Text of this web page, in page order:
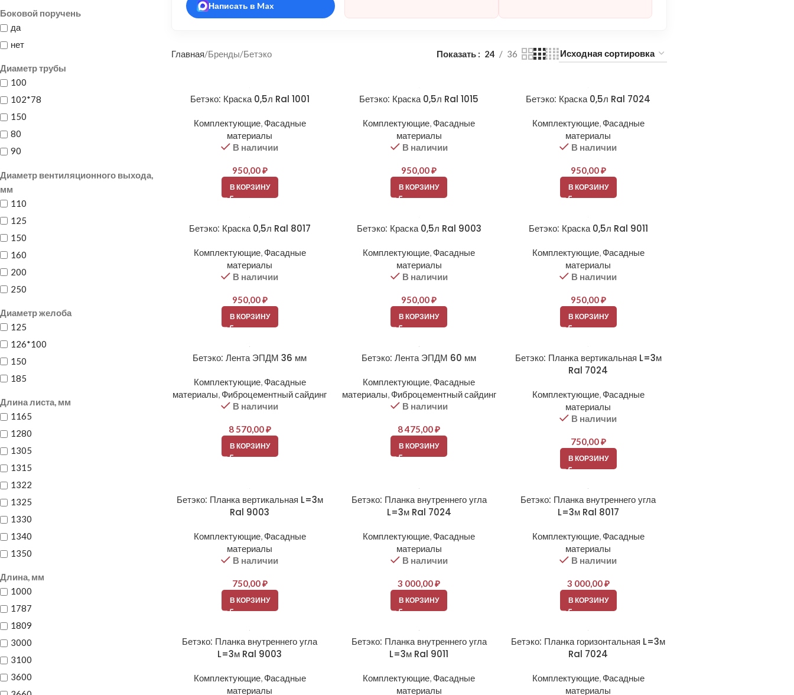
Боковой поручень
да
нет
Диаметр трубы
100
102*78
150
80
90
Диаметр вентиляционного выхода,
мм
110
125
150
160
200
250
Диаметр желоба
125
126*100
150
185
Длина листа, мм
1165
1280
1305
1315
1322
1325
1330
1340
1350
Длина, мм
1000
1787
1809
3000
3100
3600
Написать в Max
Главная Бренды Бетэко Показать 24 36
Бетэко: Краска 0,5л Ral 1001
Комплектующие, Фасадные
материалы
В наличии
950,00₽
В КОРЗИНУ
Бетэко: Краска 0,5л Ral 1015
Комплектующие, Фасадные
материалы
В наличии
950,00₽
В КОРЗИНУ
Бетэко: Краска 0,5л Ral 7024
Комплектующие, Фасадные
материалы
В наличии
950,00₽
В КОРЗИНУ
Бетэко: Краска 0,5л Ral 8017
Комплектующие, Фасадные
материалы
В наличии
950,00₽
В КОРЗИНУ
Бетэко: Краска 0,5л Ral 9003
Комплектующие, Фасадные
материалы
В наличии
950,00₽
В КОРЗИНУ
Бетэко: Краска 0,5л Ral 9011
Комплектующие, Фасадные
материалы
В наличии
950,00₽
В КОРЗИНУ
Бетэко: Лента ЭПДМ 36 мм
Комплектующие, Фасадные
материалы, Фиброцементный сайдинг
В наличии
8 570,00₽
В КОРЗИНУ
Бетэко: Лента ЭПДМ 60 мм
Комплектующие, Фасадные
материалы, Фиброцементный сайдинг
В наличии
8 475,00₽
В КОРЗИНУ
Бетэко: Планка вертикальная L=3м
Ral 7024
Комплектующие, Фасадные
материалы
В наличии
750,00₽
В КОРЗИНУ
Бетэко: Планка вертикальная L=3м
Ral 9003
Комплектующие, Фасадные
материалы
В наличии
750,00₽
В КОРЗИНУ
Бетэко: Планка внутреннего угла
L=3м Ral 7024
Комплектующие, Фасадные
материалы
В наличии
3 000,00₽
В КОРЗИНУ
Бетэко: Планка внутреннего угла
L=3м Ral 8017
Комплектующие, Фасадные
материалы
В наличии
3 000,00₽
В КОРЗИНУ
Бетэко: Планка внутреннего угла
L=3м Ral 9003
Комплектующие, Фасадные
материалы
Бетэко: Планка внутреннего угла
L=3м Ral 9011
Комплектующие, Фасадные
материалы
Бетэко: Планка горизонтальная L=3м
Ral 7024
Комплектующие, Фасадные
материалы